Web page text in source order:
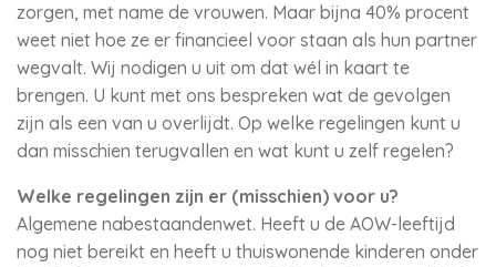
zorgen, met name de vrouwen. Maar bijna 40% procent
weet niet hoe ze er financieel voor staan als hun partner
wegvalt. Wij nodigen u uit om dat wél in kaart te
brengen. U kunt met ons bespreken wat de gevolgen
zijn als een van u overlijdt. Op welke regelingen kunt u
dan misschien terugvallen en wat kunt u zelf regelen?
Welke regelingen zijn er (misschien) voor u?
Algemene nabestaandenwet. Heeft u de AOW-leeftijd
nog niet bereikt en heeft u thuiswonende kinderen onder